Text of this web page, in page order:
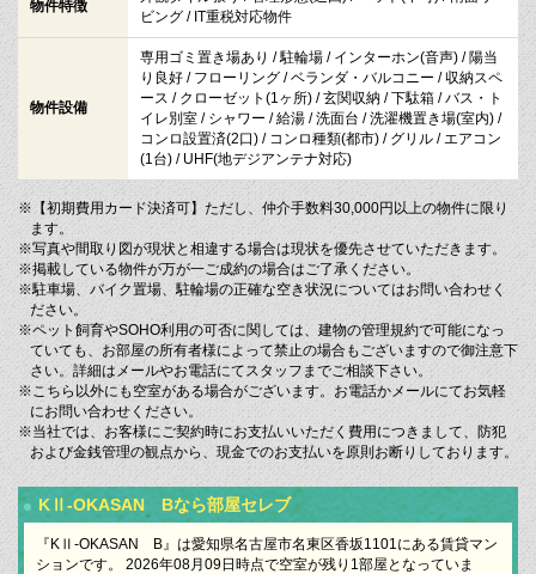
物件特徴
ビング / IT重税対応物件
物件設備
専用ゴミ置き場あり / 駐輪場 / インターホン(音声) / 陽当
り良好 / フローリング / ベランダ・バルコニー / 収納スペ
ース / クローゼット(1ヶ所) / 玄関収納 / 下駄箱 / バス・ト
イレ別室 / シャワー / 給湯 / 洗面台 / 洗濯機置き場(室内) /
コンロ設置済(2口) / コンロ種類(都市) / グリル / エアコン
(1台) / UHF(地デジアンテナ対応)
※【初期費用カード決済可】ただし、仲介手数料30,000円以上の物件に限り
ます。
※写真や間取り図が現状と相違する場合は現状を優先させていただきます。
※掲載している物件が万が一ご成約の場合はご了承ください。
※駐車場、バイク置場、駐輪場の正確な空き状況についてはお問い合わせく
ださい。
※ペット飼育やSOHO利用の可否に関しては、建物の管理規約で可能になっ
ていても、お部屋の所有者様によって禁止の場合もございますので御注意下
さい。詳細はメールやお電話にてスタッフまでご相談下さい。
※こちら以外にも空室がある場合がございます。お電話かメールにてお気軽
にお問い合わせください。
※当社では、お客様にご契約時にお支払いいただく費用につきまして、防犯
および金銭管理の観点から、現金でのお支払いを原則お断りしております。
KⅡ-OKASAN Bなら部屋セレブ
『KⅡ-OKASAN B』は愛知県名古屋市名東区香坂1101にある賃貸マン
ションです。 2026年08月09日時点で空室が残り1部屋となっていま